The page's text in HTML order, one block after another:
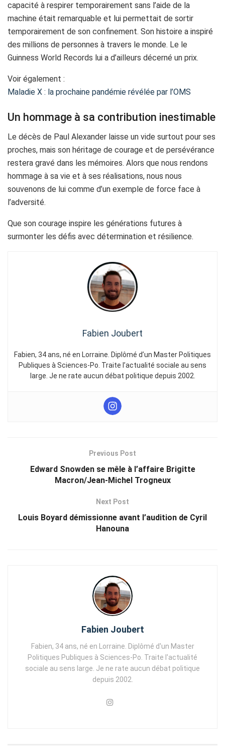
capacité à respirer temporairement sans l’aide de la
machine était remarquable et lui permettait de sortir
temporairement de son confinement. Son histoire a inspiré
des millions de personnes à travers le monde. Le le
Guinness World Records lui a d’ailleurs décerné un prix.
Voir également :
Maladie X : la prochaine pandémie révélée par l’OMS
Un hommage à sa contribution inestimable
Le décès de Paul Alexander laisse un vide surtout pour ses
proches, mais son héritage de courage et de persévérance
restera gravé dans les mémoires. Alors que nous rendons
hommage à sa vie et à ses réalisations, nous nous
souvenons de lui comme d’un exemple de force face à
l’adversité.
Que son courage inspire les générations futures à
surmonter les défis avec détermination et résilience.
Fabien Joubert
Fabien, 34 ans, né en Lorraine. Diplômé d’un Master Politiques
Publiques à Sciences-Po. Traite l’actualité sociale au sens
large. Je ne rate aucun débat politique depuis 2002.
Previous Post
Edward Snowden se mêle à l’affaire Brigitte
Macron/Jean-Michel Trogneux
Next Post
Louis Boyard démissionne avant l’audition de Cyril
Hanouna
Fabien Joubert
Fabien, 34 ans, né en Lorraine. Diplômé d'un Master
Politiques Publiques à Sciences-Po. Traite l'actualité
sociale au sens large. Je ne rate aucun débat politique
depuis 2002.